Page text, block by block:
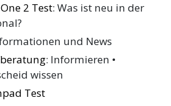
2 Test: Was ist neu in der
und News
: Informieren •
wissen
Test